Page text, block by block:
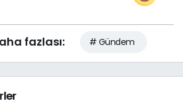
fazlası: # Gündem